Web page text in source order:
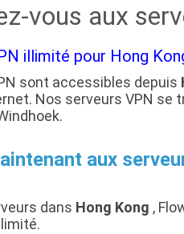
vous aux
illimité pour Hong
sont accessibles depuis
Nos serveurs VPN se
aux
dans Hong Kong ,